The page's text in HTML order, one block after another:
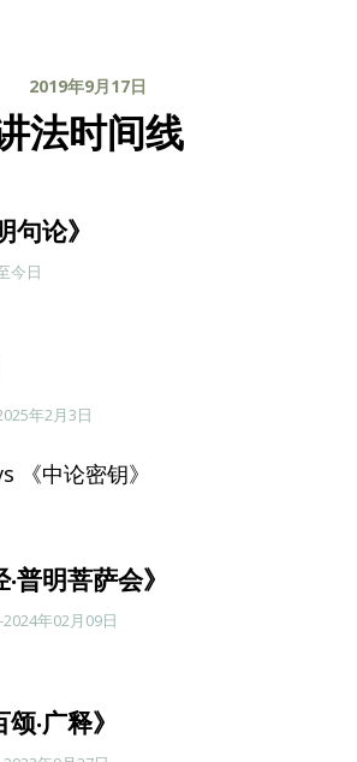
2019年9月17日
法时间线
句论》
今日
年2月3日
《中论密钥》
·普明菩萨会》
年02月09日
·广释》